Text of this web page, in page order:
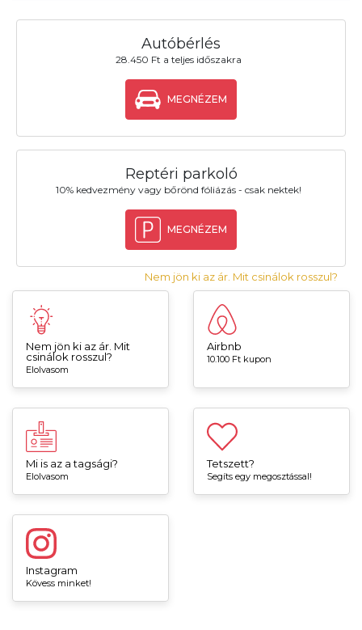
Autóbérlés
28.450 Ft a teljes időszakra
MEGNÉZEM
Reptéri parkoló
10% kedvezmény vagy bőrönd fóliázás - csak nektek!
MEGNÉZEM
Nem jön ki az ár. Mit csinálok rosszul?
Nem jön ki az ár. Mit
csinálok rosszul?
Elolvasom
Airbnb
10.100 Ft kupon
Mi is az a tagsági?
Elolvasom
Tetszett?
Segíts egy megosztással!
Instagram
Kövess minket!